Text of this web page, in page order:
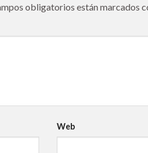
obligatorios están marcados
Web